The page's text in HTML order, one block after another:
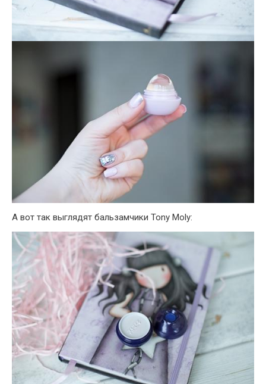
А вот так выглядят бальзамчики Tony Moly: